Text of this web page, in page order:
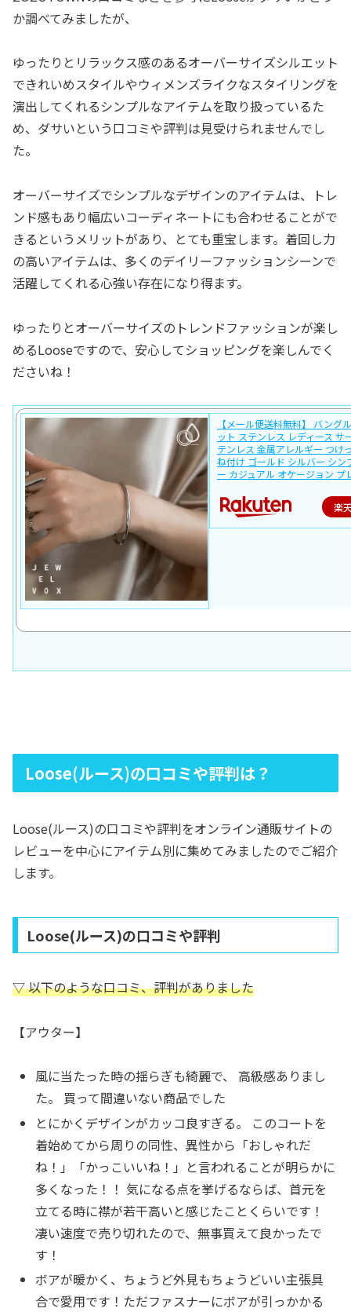
か調べてみましたが、
ゆったりとリラックス感のあるオーバーサイズシルエット
できれいめスタイルやウィメンズライクなスタイリングを
演出してくれるシンプルなアイテムを取り扱っているた
め、ダサいという口コミや評判は見受けられませんでし
た。
オーバーサイズでシンプルなデザインのアイテムは、トレ
ンド感もあり幅広いコーディネートにも合わせることがで
きるというメリットがあり、とても重宝します。着回し力
の高いアイテムは、多くのデイリーファッションシーンで
活躍してくれる心強い存在になり得ます。
ゆったりとオーバーサイズのトレンドファッションが楽し
めるLooseですので、安心してショッピングを楽しんでく
ださいね！
【メール便送料無料】 バング
ット ステンレス レディース サ
テンレス 金属アレルギー つけ
ね付け ゴールド シルバー シン
ー カジュアル オケージョン プ
楽
Loose(ルース)の口コミや評判は？
Loose(ルース)の口コミや評判をオンライン通販サイトの
レビューを中心にアイテム別に集めてみましたのでご紹介
します。
Loose(ルース)の口コミや評判
▽ 以下のような口コミ、評判がありました
【アウター】
風に当たった時の揺らぎも綺麗で、 高級感ありまし
た。 買って間違いない商品でした
とにかくデザインがカッコ良すぎる。 このコートを
着始めてから周りの同性、異性から「おしゃれだ
ね！」「かっこいいね！」と言われることが明らかに
多くなった！！ 気になる点を挙げるならば、首元を
立てる時に襟が若干高いと感じたことくらいです！
凄い速度で売り切れたので、無事買えて良かったで
す！
ボアが暖かく、ちょうど外見もちょうどいい主張具
合で愛用です！ただファスナーにボアが引っかかる